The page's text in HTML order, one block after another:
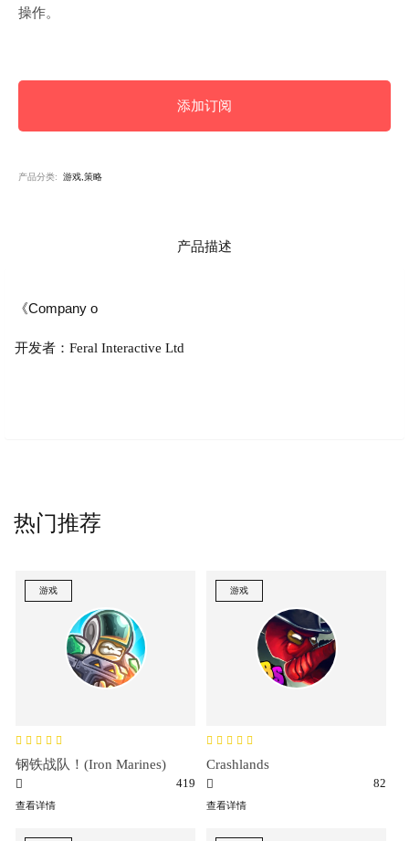
操作。
添加订阅
产品分类: 游戏,策略
产品描述
《Company o
开发者：Feral Interactive Ltd
热门推荐
游戏
钢铁战队！(Iron Marines)
419
查看详情
游戏
Crashlands
82
查看详情